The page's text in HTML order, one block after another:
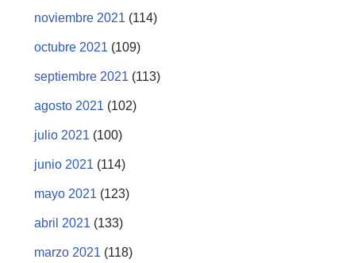
noviembre 2021 (114)
octubre 2021 (109)
septiembre 2021 (113)
agosto 2021 (102)
julio 2021 (100)
junio 2021 (114)
mayo 2021 (123)
abril 2021 (133)
marzo 2021 (118)